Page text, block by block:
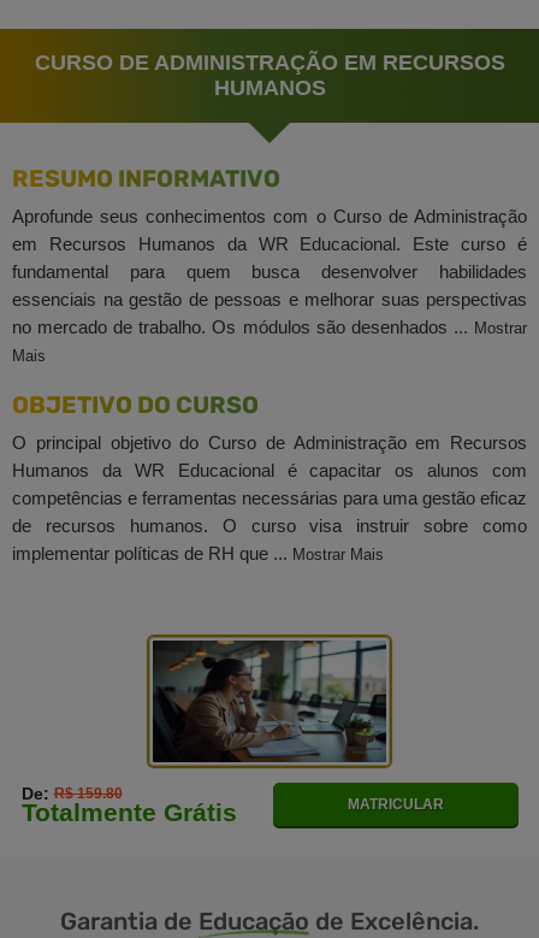
CURSO DE ADMINISTRAÇÃO EM RECURSOS
HUMANOS
RESUMO INFORMATIVO
Aprofunde seus conhecimentos com o Curso de Administração
em Recursos Humanos da WR Educacional. Este curso é
fundamental para quem busca desenvolver habilidades
essenciais na gestão de pessoas e melhorar suas perspectivas
no mercado de trabalho. Os módulos são desenhados ... Mostrar
Mais
OBJETIVO DO CURSO
O principal objetivo do Curso de Administração em Recursos
Humanos da WR Educacional é capacitar os alunos com
competências e ferramentas necessárias para uma gestão eficaz
de recursos humanos. O curso visa instruir sobre como
implementar políticas de RH que ... Mostrar Mais
De:R$ 159.80
Totalmente Grátis MATRICULAR
Garantia de Educação de Excelência.